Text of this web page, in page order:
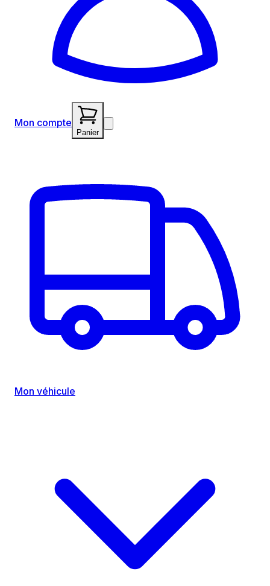
Mon compte
Panier
Mon véhicule